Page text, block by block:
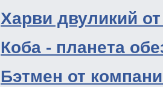
Харви двуликий
Коба - планета
Бэтмен от